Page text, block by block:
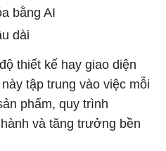
bằng AI
dài
thiết kế hay giao diện
tập trung vào việc mỗi
phẩm, quy trình
và tăng trưởng bền